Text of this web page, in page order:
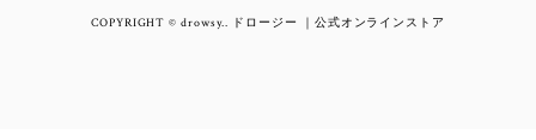
COPYRIGHT © drowsy.. ドロージー ｜公式オンラインストア